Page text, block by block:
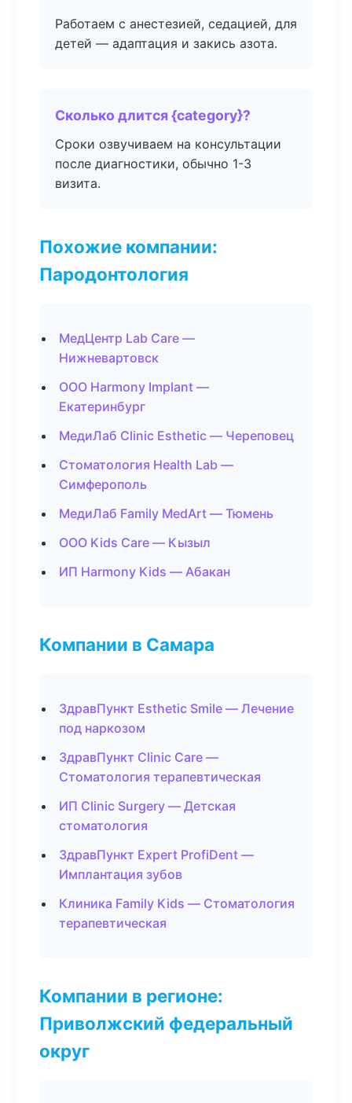
Работаем с анестезией, седацией, для
детей — адаптация и закись азота.
Сколько длится {category}?
Сроки озвучиваем на консультации
после диагностики, обычно 1-3
визита.
Похожие компании:
Пародонтология
МедЦентр Lab Care —
Нижневартовск
ООО Harmony Implant —
Екатеринбург
МедиЛаб Clinic Esthetic — Череповец
Стоматология Health Lab —
Симферополь
МедиЛаб Family MedArt — Тюмень
ООО Kids Care — Кызыл
ИП Harmony Kids — Абакан
Компании в Самара
ЗдравПункт Esthetic Smile — Лечение
под наркозом
ЗдравПункт Clinic Care —
Стоматология терапевтическая
ИП Clinic Surgery — Детская
стоматология
ЗдравПункт Expert ProfiDent —
Имплантация зубов
Клиника Family Kids — Стоматология
терапевтическая
Компании в регионе:
Приволжский федеральный
округ